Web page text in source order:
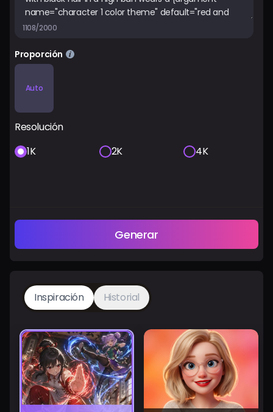
1108/2000
Proporción
Auto
Resolución
1K
2K 4K
Generar
Inspiración Historial